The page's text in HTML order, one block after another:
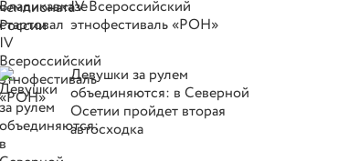
IV Всероссийский
этнофестиваль «РОН»
Девушки за рулем
объединяются: в Северной
Осетии пройдет вторая
автосходка